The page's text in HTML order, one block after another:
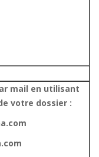
mail en utilisant
votre dossier :